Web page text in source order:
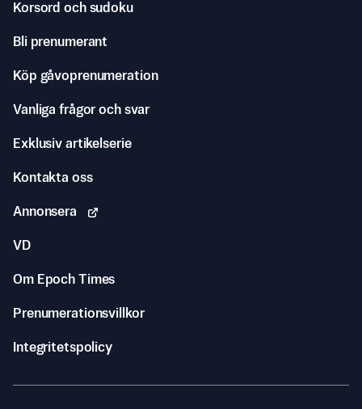
Korsord och sudoku
Bli prenumerant
Köp gåvoprenumeration
Vanliga frågor och svar
Exklusiv artikelserie
Kontakta oss
Annonsera
VD
Om Epoch Times
Prenumerationsvillkor
Integritetspolicy